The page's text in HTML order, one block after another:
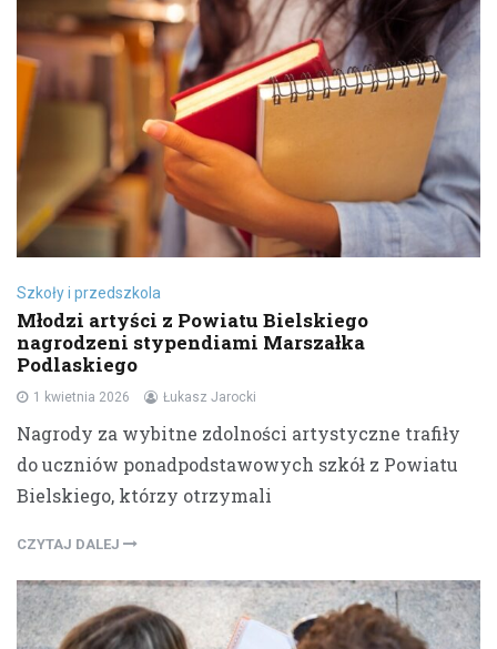
Szkoły i przedszkola
Młodzi artyści z Powiatu Bielskiego
nagrodzeni stypendiami Marszałka
Podlaskiego
1 kwietnia 2026 Łukasz Jarocki
Nagrody za wybitne zdolności artystyczne trafiły
do uczniów ponadpodstawowych szkół z Powiatu
Bielskiego, którzy otrzymali
CZYTAJ DALEJ